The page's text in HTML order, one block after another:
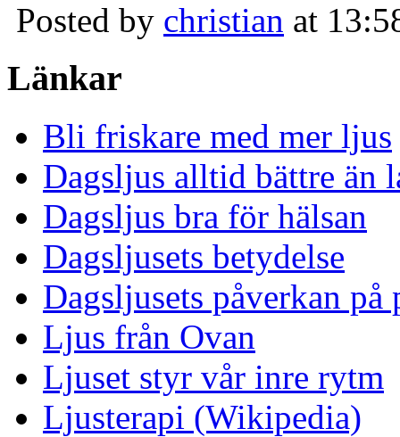
Posted by christian at
Länkar
Bli friskare med mer ljus
Dagsljus alltid bättre än
Dagsljus bra för hälsan
Dagsljusets betydelse
Dagsljusets påverkan på
Ljus från Ovan
Ljuset styr vår inre rytm
Ljusterapi (Wikipedia)